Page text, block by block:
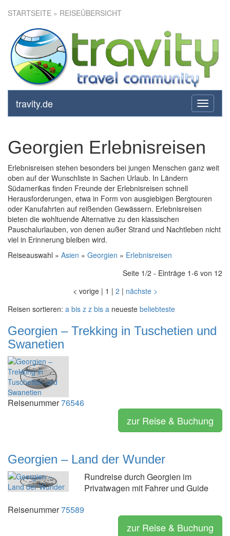
STARTSEITE » REISEÜBERSICHT
toggle
travity.de
Georgien Erlebnisreisen
Erlebnisreisen stehen besonders bei jungen Menschen ganz weit
oben auf der Wunschliste in Sachen Urlaub. In Ländern
Südamerikas finden Freunde der Erlebnisreisen schnell
Herausforderungen, etwa in Form von ausgiebigen Bergtouren
oder Kanufahrten auf reißenden Gewässern. Erlebnisreisen
bieten die wohltuende Alternative zu den klassischen
Pauschalurlauben, von denen außer Strand und Nachtleben nicht
viel in Erinnerung bleiben wird.
Reiseauswahl » Asien » Georgien » Erlebnisreisen
Seite 1/2 - Einträge 1-6 von 12
< vorige | 1 | 2 | nächste >
Reisen sortieren: a bis z z bis a neueste beliebteste
Georgien – Trekking in Tuschetien und
Swanetien
Reisenummer76546
zur Reise & Buchung
Georgien – Land der Wunder
Rundreise durch Georgien im
Privatwagen mit Fahrer und Guide
Reisenummer75589
zur Reise & Buchung